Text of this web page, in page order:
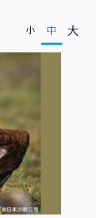
小 中 大